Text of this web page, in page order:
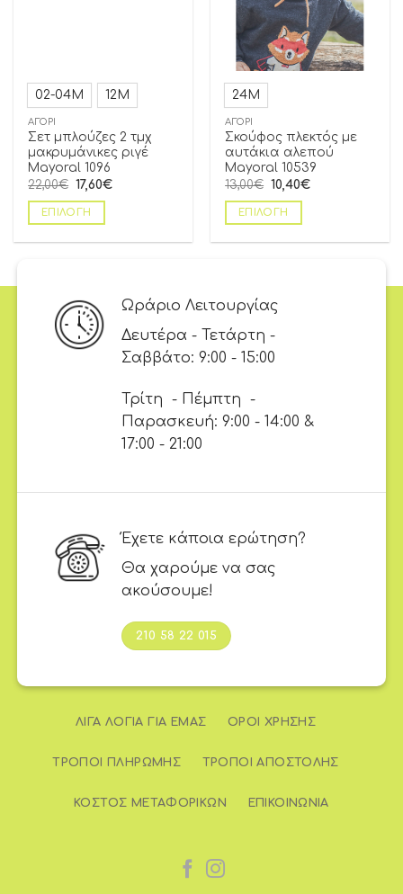
02-04Μ 12Μ
ΑΓΌΡΙ
Σετ μπλούζες 2 τμχ
μακρυμάνικες ριγέ
Mayoral 1096
22,00€ 17,60€
ΕΠΙΛΟΓΉ
24Μ
ΑΓΌΡΙ
Σκούφος πλεκτός με
αυτάκια αλεπού
Mayoral 10539
13,00€ 10,40€
ΕΠΙΛΟΓΉ
Ωράριο Λειτουργίας
Δευτέρα - Τετάρτη -
Σαββάτο: 9:00 - 15:00
Τρίτη - Πέμπτη -
Παρασκευή: 9:00 - 14:00 &
17:00 - 21:00
Έχετε κάποια ερώτηση?
Θα χαρούμε να σας
ακούσουμε!
210 58 22 015
ΛΊΓΑ ΛΌΓΙΑ ΓΙΑ ΕΜΆΣ ΌΡΟΙ ΧΡΉΣΗΣ
ΤΡΌΠΟΙ ΠΛΗΡΩΜΉΣ ΤΡΌΠΟΙ ΑΠΟΣΤΟΛΉΣ
ΚΌΣΤΟΣ ΜΕΤΑΦΟΡΙΚΏΝ ΕΠΙΚΟΙΝΩΝΊΑ